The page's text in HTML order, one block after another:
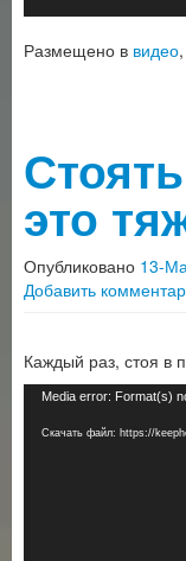
Размещено в видео,
это
Опубликовано 13-
Добавить
Каждый раз, стоя в
Видеоплеер
Media error: Format(s)
Скачать файл: https://